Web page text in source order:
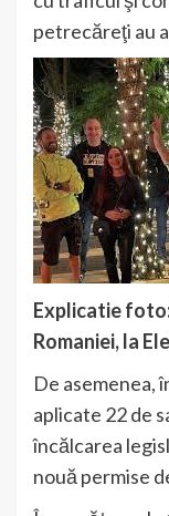
petrecăreţi au
Explicatie
Romaniei, la
De asemenea,
aplicate 22 de
încălcarea
nouă permise